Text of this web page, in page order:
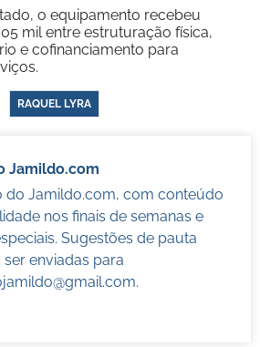
o equipamento recebeu
mil entre estruturação física,
e cofinanciamento para
RAQUEL LYRA
Jamildo.com
do Jamildo.com, com conteúdo
nos finais de semanas e
Sugestões de pauta
enviadas para
.